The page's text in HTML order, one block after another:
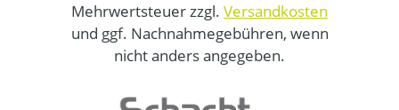
Mehrwertsteuer zzgl. Versandkosten
und ggf. Nachnahmegebühren, wenn
nicht anders angegeben.